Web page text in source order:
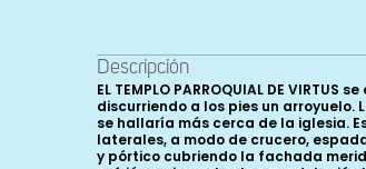
Descripción
EL TEMPLO PARROQUIAL DE
discurriendo a los pies un
se hallaría más cerca de la iglesia.
laterales, a modo de crucero,
y pórtico cubriendo la fachada